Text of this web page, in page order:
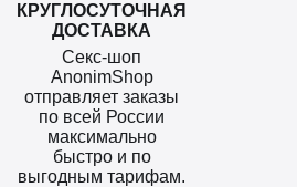
КРУГЛОСУТОЧНАЯ
ДОСТАВКА
Секс-шоп
AnonimShop
отправляет заказы
по всей России
максимально
быстро и по
выгодным тарифам.